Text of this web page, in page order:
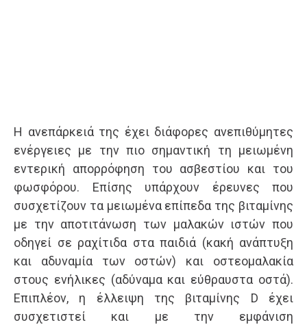
Η ανεπάρκειά της έχει διάφορες ανεπιθύμητες
ενέργειες με την πιο σημαντική τη μειωμένη
εντερική απορρόφηση του ασβεστίου και του
φωσφόρου. Επίσης υπάρχουν έρευνες που
συσχετίζουν τα μειωμένα επίπεδα της βιταμίνης
με την αποτιτάνωση των μαλακών ιστών που
οδηγεί σε ραχίτιδα στα παιδιά (κακή ανάπτυξη
και αδυναμία των οστών) και οστεομαλακία
στους ενήλικες (αδύναμα και εύθραυστα οστά).
Επιπλέον, η έλλειψη της βιταμίνης D έχει
συσχετιστεί και με την εμφάνιση